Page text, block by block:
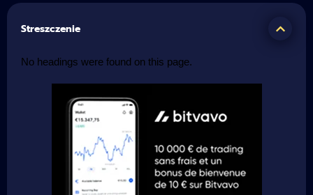
Streszczenie
No headings were found on this page.